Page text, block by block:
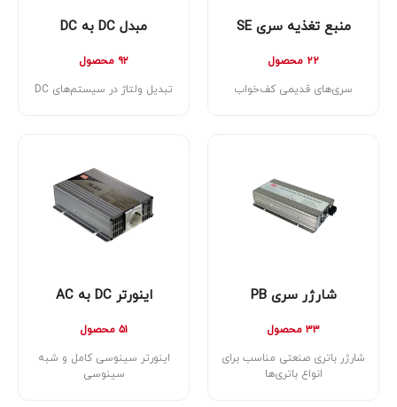
منبع تغذیه سری SE
۲۲ محصول
سری‌های قدیمی کف‌خواب
مبدل DC به DC
۹۲ محصول
تبدیل ولتاژ در سیستم‌های DC
شارژر سری PB
۳۳ محصول
شارژر باتری صنعتی مناسب برای
انواع باتری‌ها
اینورتر DC به AC
۵۱ محصول
اینورتر سینوسی کامل و شبه
سینوسی